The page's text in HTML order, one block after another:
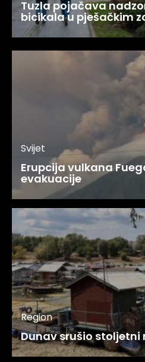
Tuzla pojačava
bicikala u pješačkim
Svijet
Erupcija vulkana
evakuacije
Region
Dunav srušio stoljetni